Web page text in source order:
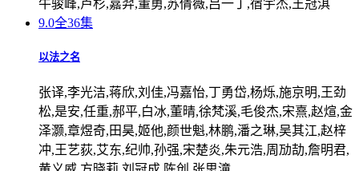
牛骏峰,卢杉,嘉羿,董勇,苏倩薇,吕一丁,宿宇杰,王冠淇
9.0全36集
以法之名
张译,李光洁,蒋欣,刘佳,冯嘉怡,丁勇岱,杨烁,施京明,王劲
松,是安,任重,郝平,白冰,董晴,徐梵溪,毛俊杰,宋熹,赵煊,金
泽灏,章煜奇,田昊,姬他,颜世魁,林鹏,潘之琳,吴其江,赵梓
冲,王艺荻,艾东,纪帅,孙强,宋楚炎,朱元浩,周劢劼,詹明君,